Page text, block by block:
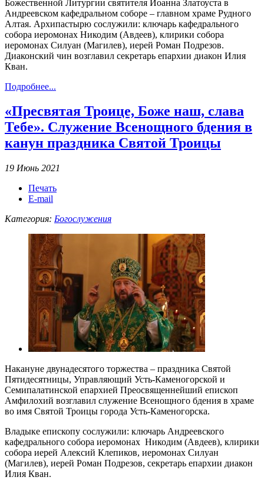
Божественной Литургии святителя Иоанна Златоуста в
Андреевском кафедральном соборе – главном храме Рудного
Алтая. Архипастырю сослужили: ключарь кафедрального
собора иеромонах Никодим (Авдеев), клирики собора
иеромонах Силуан (Магилев), иерей Роман Подрезов.
Диаконский чин возглавил секретарь епархии диакон Илия
Кван.
Подробнее...
«Пресвятая Троице, Боже наш, слава
Тебе». Служение Всенощного бдения в
канун праздника Святой Троицы
19 Июнь 2021
Печать
E-mail
Категория: Богослужения
Накануне двунадесятого торжества – праздника Святой
Пятидесятницы, Управляющий Усть-Каменогорской и
Семипалатинской епархией Преосвященнейший епископ
Амфилохий возглавил служение Всенощного бдения в храме
во имя Святой Троицы города Усть-Каменогорска.
Владыке епископу сослужили: ключарь Андреевского
кафедрального собора иеромонах Никодим (Авдеев), клирики
собора иерей Алексий Клепиков, иеромонах Силуан
(Магилев), иерей Роман Подрезов, секретарь епархии диакон
Илия Кван.